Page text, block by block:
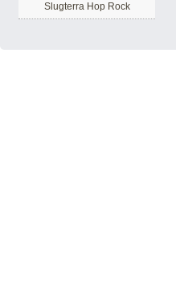
Slugterra Hop Rock